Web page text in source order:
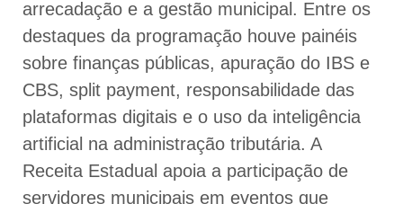
arrecadação e a gestão municipal. Entre os
destaques da programação houve painéis
sobre finanças públicas, apuração do IBS e
CBS, split payment, responsabilidade das
plataformas digitais e o uso da inteligência
artificial na administração tributária. A
Receita Estadual apoia a participação de
servidores municipais em eventos que